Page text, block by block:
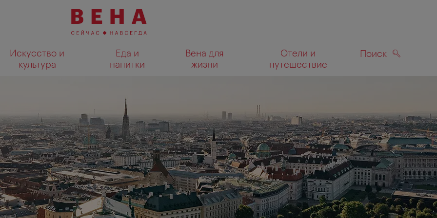
Искусство и
культура
Еда и
напитки
Вена для
жизни
Отели и
путешествие
Поиск